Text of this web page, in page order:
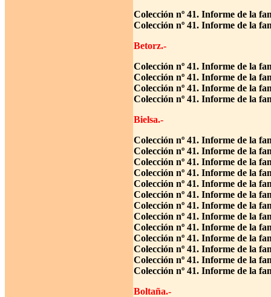
Colección nº 41. Informe de la
Colección nº 41. Informe de la
Betorz.-
Colección nº 41. Informe de la
Colección nº 41. Informe de la
Colección nº 41. Informe de la
Colección nº 41. Informe de la
Bielsa.-
Colección nº 41. Informe de la
Colección nº 41. Informe de la
Colección nº 41. Informe de la
Colección nº 41. Informe de la
Colección nº 41. Informe de la
Colección nº 41. Informe de la
Colección nº 41. Informe de la
Colección nº 41. Informe de la
Colección nº 41. Informe de la
Colección nº 41. Informe de la
Colección nº 41. Informe de la
Colección nº 41. Informe de la
Colección nº 41. Informe de la
Boltaña.-